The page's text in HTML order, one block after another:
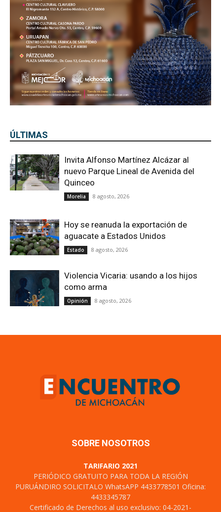
ÚLTIMAS
Invita Alfonso Martínez Alcázar al
nuevo Parque Lineal de Avenida del
Quinceo
Morelia 8 agosto, 2026
Hoy se reanuda la exportación de
aguacate a Estados Unidos
Estado 8 agosto, 2026
Violencia Vicaria: usando a los hijos
como arma
Opinión 8 agosto, 2026
SOBRE NOSOTROS
TARIFARIO 2021
PERIÓDICO GRATUITO PARA TODA LA REGIÓN
PURUÁNDIRO SOLICITALO WhatsAPP 4433778501 Oficina:
4433345787
Certificado de Derechos al uso exclusivo: 04-2021-